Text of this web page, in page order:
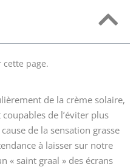
cette page.
de la crème solaire,
de l’éviter plus
de la sensation grasse
à laisser sur notre
« saint graal » des écrans